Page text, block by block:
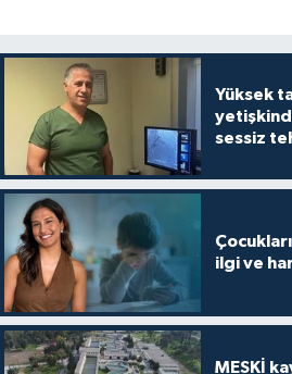
Yüksek
sessiz
ilgi ve
MESKİ